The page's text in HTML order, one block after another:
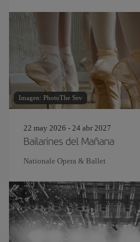
Imagen: PhotoThe Sev
22 may 2026 - 24 abr 2027
Bailarines del Mañana
Nationale Opera & Ballet